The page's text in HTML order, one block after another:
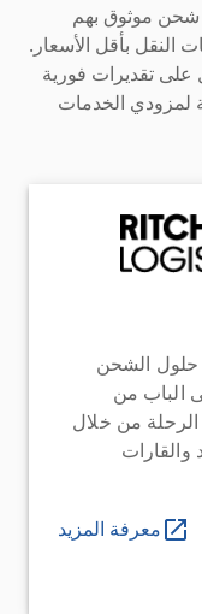
موثوق بهم
بأقل الأسعار.
تقديرات فورية
لمزودي الخدمات
حلول الشحن
الباب من
من خلال
والقارات
معرفة المزيد